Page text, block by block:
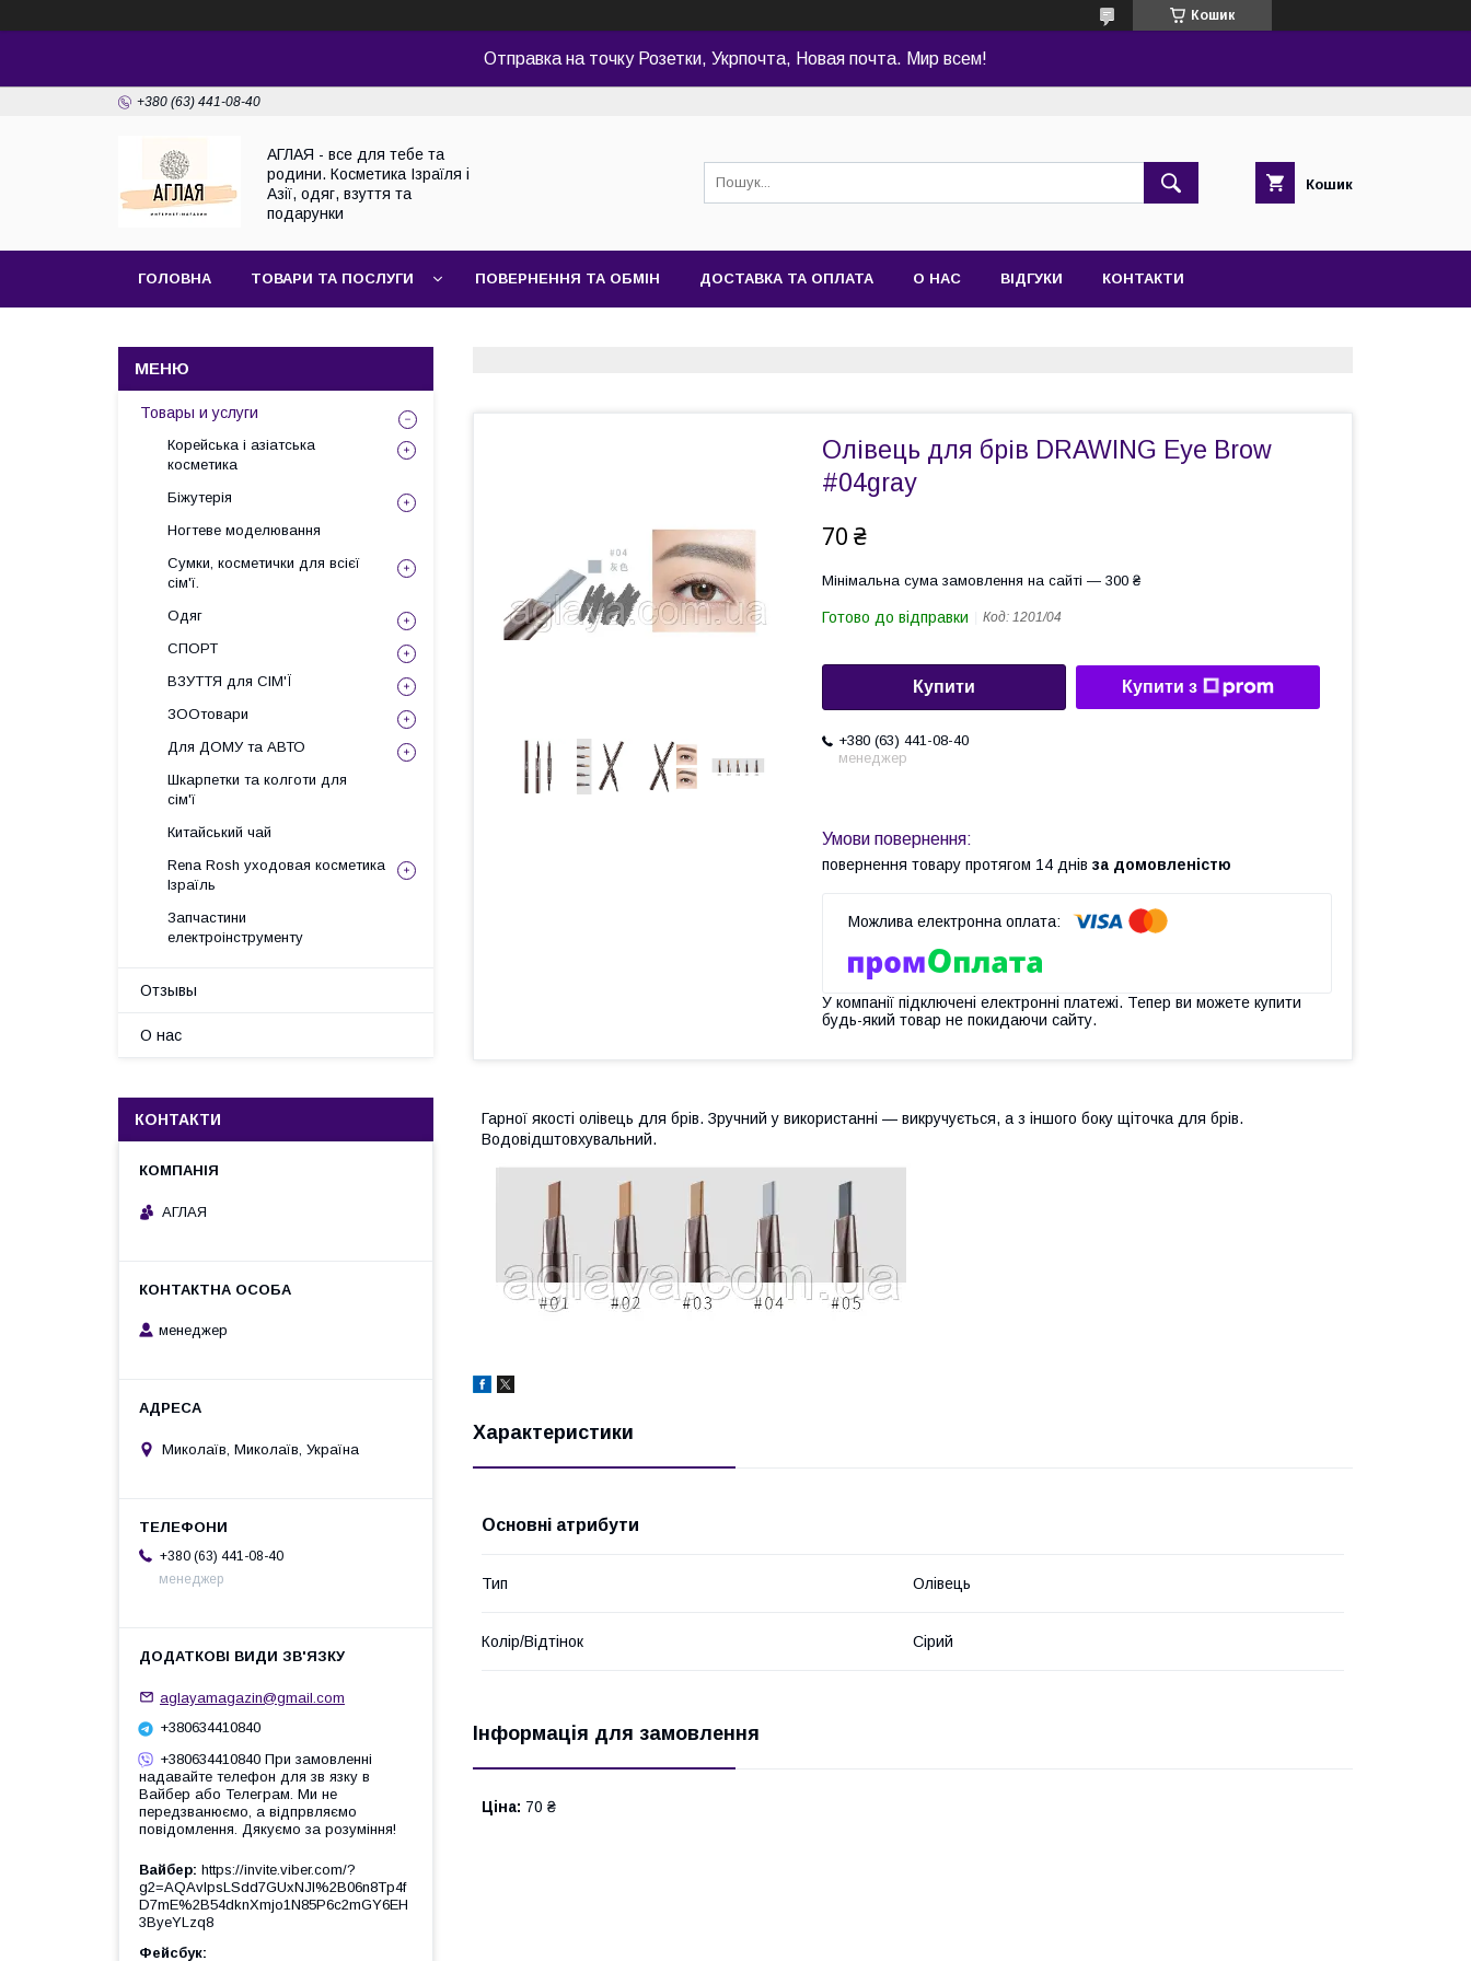
Кошик
Отправка на точку Розетки, Укрпочта, Новая почта. Мир всем!
+380 (63) 441-08-40
АГЛАЯ - все для тебе та
родини. Косметика Ізраїля і
Азії, одяг, взуття та
подарунки
Кошик
ГОЛОВНА ТОВАРИ ТА ПОСЛУГИ ПОВЕРНЕННЯ ТА ОБМІН ДОСТАВКА ТА ОПЛАТА О НАС ВІДГУКИ КОНТАКТИ
Олівець для брів DRAWING Eye Brow
#04gray
70 ₴
Мінімальна сума замовлення на сайті — 300 ₴
Готово до відправки Код: 1201/04
Купити Купити з
+380 (63) 441-08-40
менеджер
повернення товару протягом 14 днів за домовленістю
У компанії підключені електронні платежі. Тепер ви можете купити
будь-який товар не покидаючи сайту.
Гарної якості олівець для брів. Зручний у використанні — викручується, а з іншого боку щіточка для брів.
Водовідштовхувальний.
Характеристики
Основні атрибути
Тип Олівець
Колір/Відтінок Сірий
Інформація для замовлення
Ціна: 70 ₴
Товары и услуги
Корейська і азіатська
косметика
Біжутерія
Ногтеве моделювання
Сумки, косметички для всієї
сім'ї.
Одяг
СПОРТ
ВЗУТТЯ для СІМ'Ї
ЗООтовари
Для ДОМУ та АВТО
Шкарпетки та колготи для
сім'ї
Китайський чай
Rena Rosh уходовая косметика
Ізраїль
Запчастини
електроінструменту
Отзывы
О нас
КОНТАКТИ
АГЛАЯ
менеджер
Миколаїв, Миколаїв, Україна
+380 (63) 441-08-40
менеджер
aglayamagazin@gmail.com
+380634410840
+380634410840 При замовленні
надавайте телефон для зв язку в
Вайбер або Телеграм. Ми не
передзванюємо, а відпрвляємо
повідомлення. Дякуємо за розуміння!
Вайбер https://invite.viber.com/?
g2=AQAvlpsLSdd7GUxNJl%2B06n8Tp4f
D7mE%2B54dknXmjo1N85P6c2mGY6EH
3ByeYLzq8
Фейсбук